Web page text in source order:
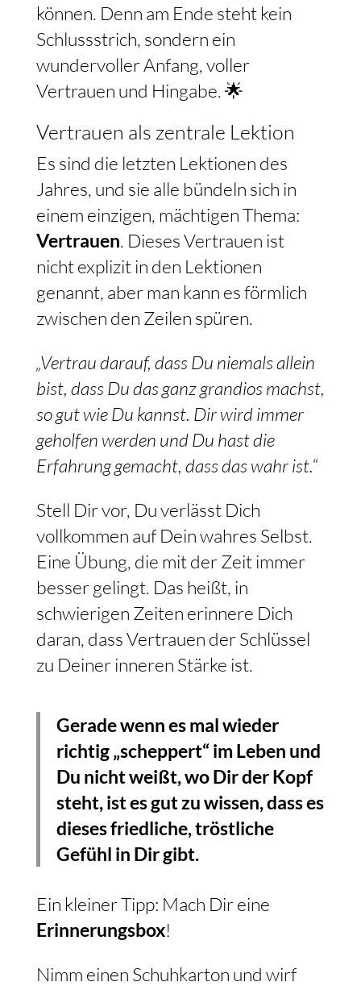
können. Denn am Ende steht kein
Schlussstrich, sondern ein
wundervoller Anfang, voller
Vertrauen und Hingabe. 🌟
Vertrauen als zentrale Lektion
Es sind die letzten Lektionen des
Jahres, und sie alle bündeln sich in
einem einzigen, mächtigen Thema:
Vertrauen . Dieses Vertrauen ist
nicht explizit in den Lektionen
genannt, aber man kann es förmlich
zwischen den Zeilen spüren.
„Vertrau darauf, dass Du niemals allein
bist, dass Du das ganz grandios machst,
so gut wie Du kannst. Dir wird immer
geholfen werden und Du hast die
Erfahrung gemacht, dass das wahr ist.“
Stell Dir vor, Du verlässt Dich
vollkommen auf Dein wahres Selbst.
Eine Übung, die mit der Zeit immer
besser gelingt. Das heißt, in
schwierigen Zeiten erinnere Dich
daran, dass Vertrauen der Schlüssel
zu Deiner inneren Stärke ist.
Gerade wenn es mal wieder
richtig „scheppert“ im Leben und
Du nicht weißt, wo Dir der Kopf
steht, ist es gut zu wissen, dass es
dieses friedliche, tröstliche
Gefühl in Dir gibt.
Ein kleiner Tipp: Mach Dir eine
Erinnerungsbox!
Nimm einen Schuhkarton und wirf